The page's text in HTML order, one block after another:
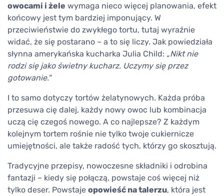
owocami i żele wymaga nieco więcej planowania, efekt
końcowy jest tym bardziej imponujący. W
przeciwieństwie do zwykłego tortu, tutaj wyraźnie
widać, że się postarano – a to się liczy. Jak powiedziała
słynna amerykańska kucharka Julia Child: „Nikt nie
rodzi się jako świetny kucharz. Uczymy się przez
gotowanie."
I to samo dotyczy tortów żelatynowych. Każda próba
przesuwa cię dalej, każdy nowy owoc lub kombinacja
uczą cię czegoś nowego. A co najlepsze? Z każdym
kolejnym tortem rośnie nie tylko twoje cukiernicze
umiejętności, ale także radość tych, którzy go skosztują.
Tradycyjne przepisy, nowoczesne składniki i odrobina
fantazji – kiedy się połączą, powstaje coś więcej niż
tylko deser. Powstaje opowieść na talerzu, która jest